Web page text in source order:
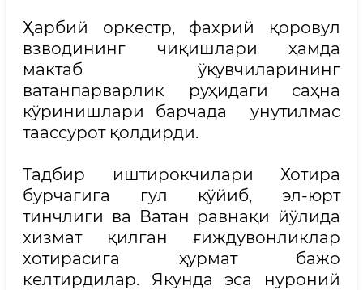
Ҳарбий оркестр, фахрий қоровул
взводининг чиқишлари ҳамда
мактаб ўқувчиларининг
ватанпарварлик руҳидаги саҳна
кўринишлари барчада унутилмас
таассурот қолдирди.
Тадбир иштирокчилари Хотира
бурчагига гул қўйиб, эл-юрт
тинчлиги ва Ватан равнақи йўлида
хизмат қилган ғиждувонликлар
хотирасига ҳурмат бажо
келтирдилар. Якунда эса нуроний